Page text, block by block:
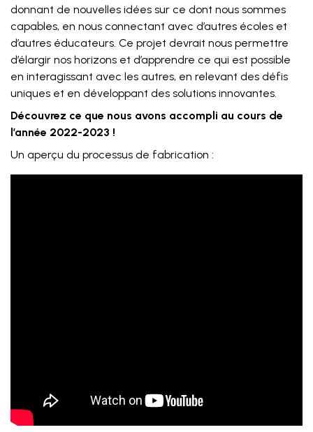
donnant de nouvelles idées sur ce dont nous sommes
capables, en nous connectant avec d’autres écoles et
d’autres éducateurs. Ce projet devrait nous permettre
d’élargir nos horizons et d’apprendre ce qui est possible
en interagissant avec les autres, en relevant des défis
uniques et en développant des solutions innovantes.
Découvrez ce que nous avons accompli au cours de
l’année 2022-2023 !
Un aperçu du processus de fabrication :